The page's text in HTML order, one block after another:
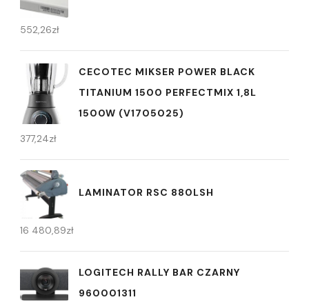
552,26zł
CECOTEC MIKSER POWER BLACK
TITANIUM 1500 PERFECTMIX 1,8L
1500W (V1705025)
377,24zł
LAMINATOR RSC 880LSH
16 480,89zł
LOGITECH RALLY BAR CZARNY
960001311